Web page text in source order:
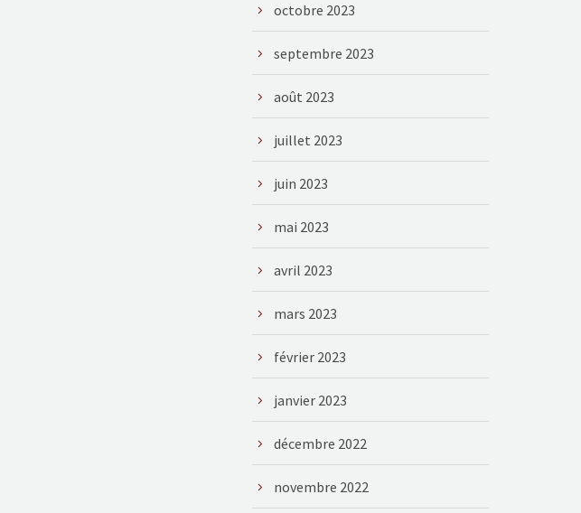
octobre 2023
septembre 2023
août 2023
juillet 2023
juin 2023
mai 2023
avril 2023
mars 2023
février 2023
janvier 2023
décembre 2022
novembre 2022